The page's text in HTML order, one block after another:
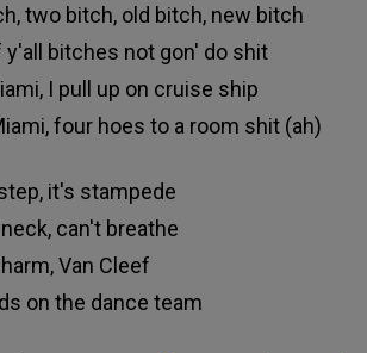
two bitch, old bitch, new bitch
y'all bitches not gon' do shit
I pull up on cruise ship
four hoes to a room shit (ah)
it's stampede
can't breathe
Van Cleef
on the dance team